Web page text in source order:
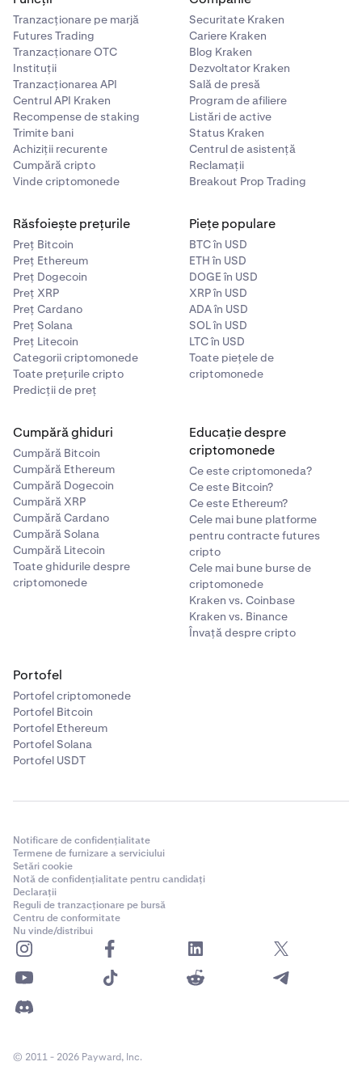
Tranzacționare pe marjă
Futures Trading
Tranzacționare OTC
Instituții
Tranzacționarea API
Centrul API Kraken
Recompense de staking
Trimite bani
Achiziții recurente
Cumpără cripto
Vinde criptomonede
Securitate Kraken
Cariere Kraken
Blog Kraken
Dezvoltator Kraken
Sală de presă
Program de afiliere
Listări de active
Status Kraken
Centrul de asistență
Reclamații
Breakout Prop Trading
Răsfoiește prețurile
Preț Bitcoin
Preț Ethereum
Preț Dogecoin
Preț XRP
Preț Cardano
Preț Solana
Preț Litecoin
Categorii criptomonede
Toate prețurile cripto
Predicții de preț
Piețe populare
BTC în USD
ETH în USD
DOGE în USD
XRP în USD
ADA în USD
SOL în USD
LTC în USD
Toate piețele de
criptomonede
Cumpără ghiduri
Cumpără Bitcoin
Cumpără Ethereum
Cumpără Dogecoin
Cumpără XRP
Cumpără Cardano
Cumpără Solana
Cumpără Litecoin
Toate ghidurile despre
criptomonede
Educație despre
criptomonede
Ce este criptomoneda?
Ce este Bitcoin?
Ce este Ethereum?
Cele mai bune platforme
pentru contracte futures
cripto
Cele mai bune burse de
criptomonede
Kraken vs. Coinbase
Kraken vs. Binance
Învață despre cripto
Portofel
Portofel criptomonede
Portofel Bitcoin
Portofel Ethereum
Portofel Solana
Portofel USDT
Notificare de confidențialitate
Termene de furnizare a serviciului
Setări cookie
Notă de confidențialitate pentru candidați
Declarații
Reguli de tranzacționare pe bursă
Centru de conformitate
Nu vinde/distribui
© 2011 - 2026 Payward, Inc.